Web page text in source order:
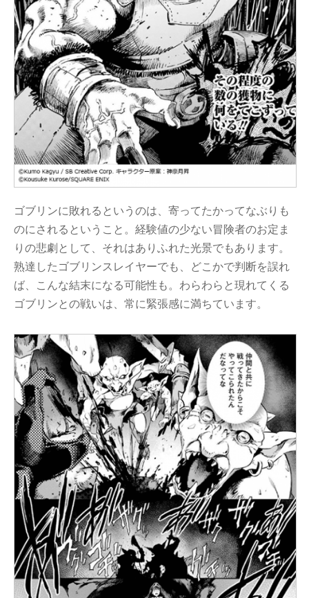
ゴブリンに敗れるというのは、寄ってたかってなぶりも
のにされるということ。経験値の少ない冒険者のお定ま
りの悲劇として、それはありふれた光景でもあります。
熟達したゴブリンスレイヤーでも、どこかで判断を誤れ
ば、こんな結末になる可能性も。わらわらと現れてくる
ゴブリンとの戦いは、常に緊張感に満ちています。